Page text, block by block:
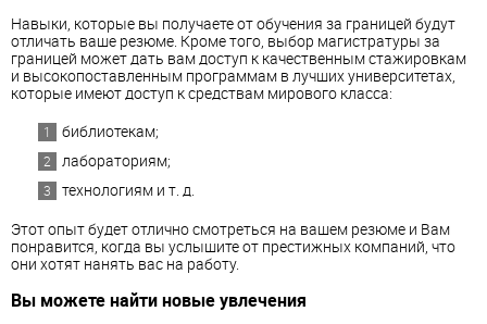
Навыки, которые вы получаете от обучения за границей будут
отличать ваше резюме. Кроме того, выбор магистратуры за
границей может дать вам доступ к качественным стажировкам
и высокопоставленным программам в лучших университетах,
которые имеют доступ к средствам мирового класса:
библиотекам;
лабораториям;
технологиям и т. д.
Этот опыт будет отлично смотреться на вашем резюме и Вам
понравится, когда вы услышите от престижных компаний, что
они хотят нанять вас на работу.
Вы можете найти новые увлечения